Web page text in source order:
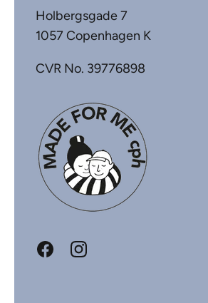
Holbergsgade 7
1057 Copenhagen K
CVR No. 39776898